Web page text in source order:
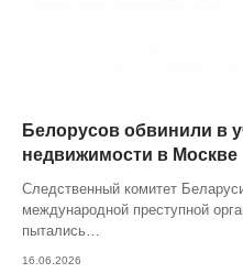
Белорусов обвинили в
недвижимости в Москве
Следственный комитет
международной преступной
пытались…
16.06.2026